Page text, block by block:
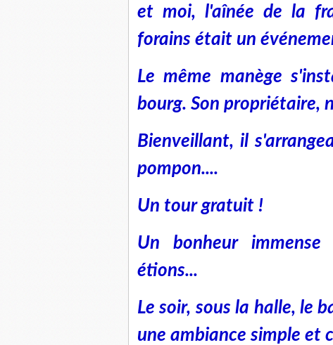
et moi, l'aînée de la
forains était un
Le même manège
bourg. Son propriétaire,
Bienveillant, il
pompon....
Un tour gratuit !
Un bonheur
étions...
Le soir, sous la halle, le
une ambiance simple et